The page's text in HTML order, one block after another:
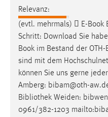
Relevanz:
(evtl. mehrmals)  E-Book
Schritt: Download Sie
Book im Bestand der OTH-
sind mit dem
können Sie uns gerne
Amberg: bibam@oth-
Bibliothek Weiden:
0961/382-1203